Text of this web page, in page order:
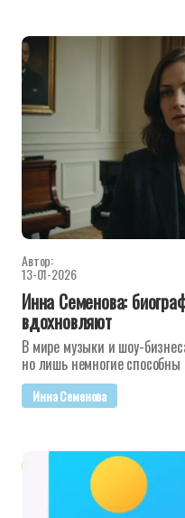
Автор:
13-01-2026
Инна Семенова:
вдохновляют
В мире музыки и шоу-
но лишь немногие способны
Инна Семенова